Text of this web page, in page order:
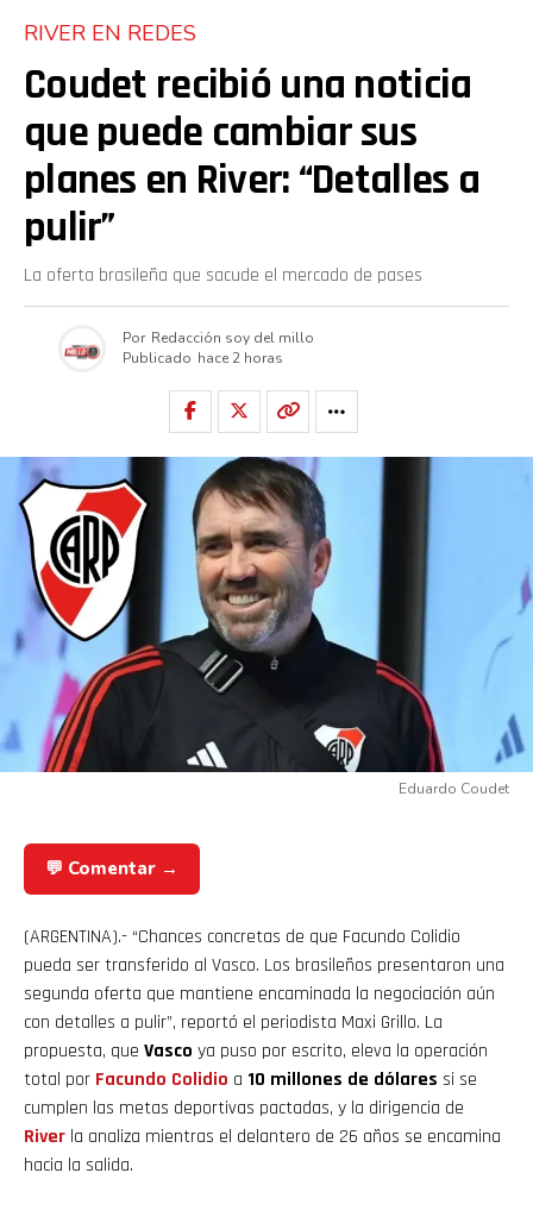
RIVER EN REDES
Coudet recibió una noticia
que puede cambiar sus
planes en River: “Detalles a
pulir”
La oferta brasileña que sacude el mercado de pases
Por Redacción soy del millo
Publicado hace 2 horas
Eduardo Coudet
💬 Comentar →
(ARGENTINA).- “Chances concretas de que Facundo Colidio
pueda ser transferido al Vasco. Los brasileños presentaron una
segunda oferta que mantiene encaminada la negociación aún
con detalles a pulir”, reportó el periodista Maxi Grillo. La
propuesta, que Vasco ya puso por escrito, eleva la operación
total por Facundo Colidio a 10 millones de dólares si se
cumplen las metas deportivas pactadas, y la dirigencia de
River la analiza mientras el delantero de 26 años se encamina
hacia la salida.